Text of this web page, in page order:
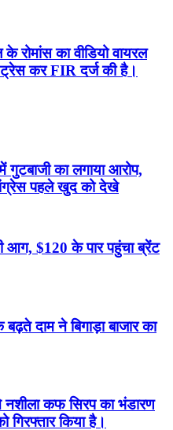
रोमांस का वीडियो वायरल
ट्रेस कर FIR दर्ज की है।
गुटबाजी का लगाया आरोप,
पहले खुद को देखे
$120 के पार पहुंचा ब्रेंट
दाम ने बिगाड़ा बाजार का
कफ सिरप का भंडारण
गिरफ्तार किया है।